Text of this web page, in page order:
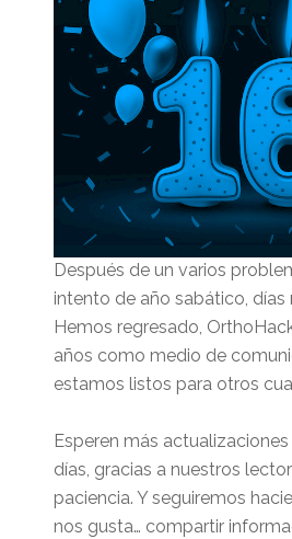
Después de un varios
intento de año sabático, días
Hemos regresado,
años como medio de
estamos listos para otros
Esperen más
días, gracias a nuestros
paciencia. Y seguiremos
nos gusta… compartir